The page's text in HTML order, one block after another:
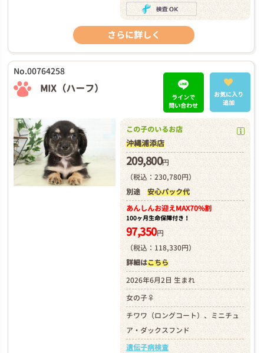
さらに詳しく
No.00764258
MIX（ハーフ）
ラインで
問い合わせ
お気に入り
追加
この子のいるお店
沖縄浦添店
209,800円
（税込：230,780円）
別途 安心パック代
あんしんお迎えMAX70%割
100ヶ月生命保障付き！
97,350円
（税込：118,330円）
詳細はこちら
2026年6月2日 生まれ
女の子♀
チワワ（ロングコート）、ミニチュ
ア・ダックスフンド
遺伝子病検査